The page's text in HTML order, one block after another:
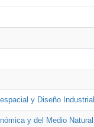
y Diseño Industrial
y del Medio Natural